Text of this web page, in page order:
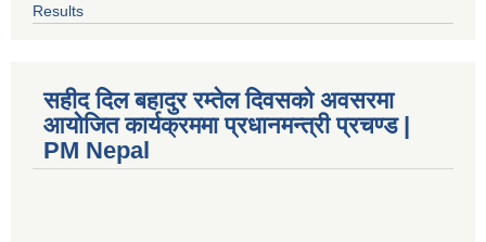
Results
सहीद दिल बहादुर रम्तेल दिवसको अवसरमा
आयोजित कार्यक्रममा प्रधानमन्त्री प्रचण्ड |
PM Nepal